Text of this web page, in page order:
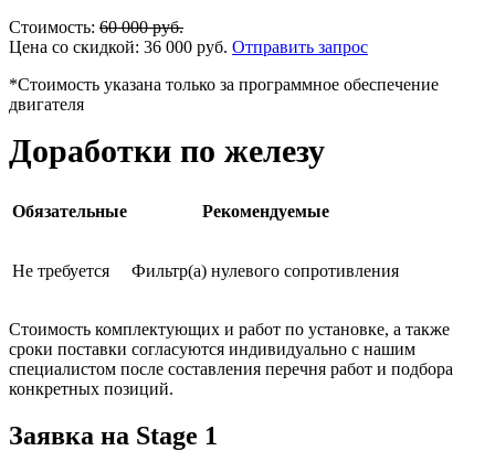
Стоимость: 60 000руб.
Цена со скидкой: 36 000 руб. Отправить запрос
*Стоимость указана только за программное обеспечение
двигателя
Доработки по железу
Обязательные Рекомендуемые
Не требуется Фильтр(а) нулевого сопротивления
Стоимость комплектующих и работ по установке, а также
сроки поставки согласуются индивидуально с нашим
специалистом после составления перечня работ и подбора
конкретных позиций.
Заявка на Stage 1